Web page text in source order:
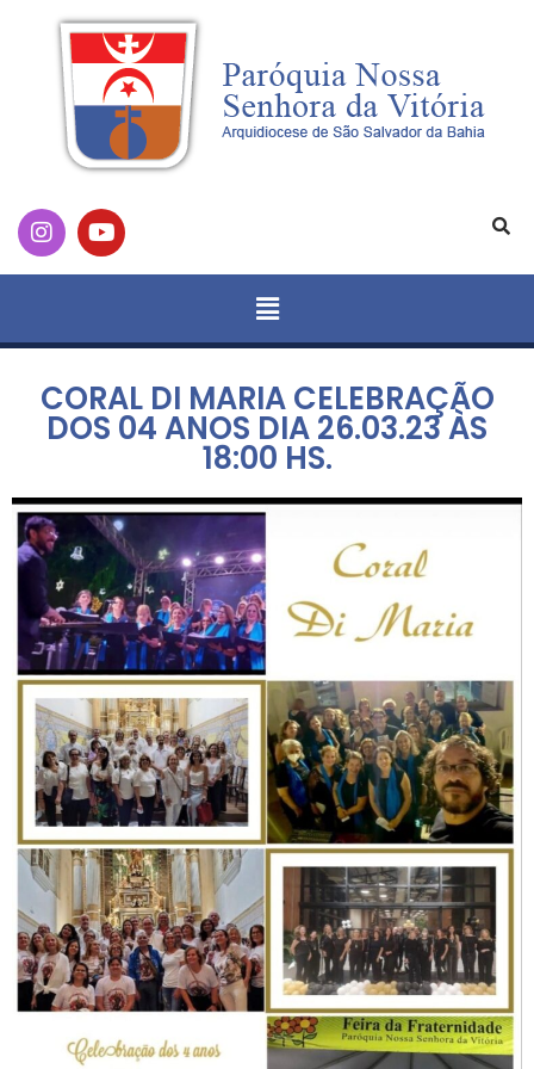
CORAL DI MARIA CELEBRAÇÃO
DOS 04 ANOS DIA 26.03.23 ÀS
18:00 HS.